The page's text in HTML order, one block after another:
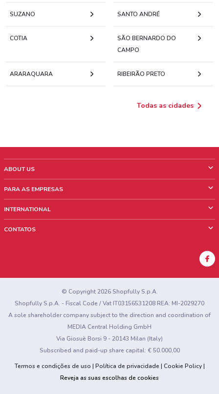
SUZANO SANTO ANDRÉ
COTIA
SÃO BERNARDO DO
CAMPO
ARARAQUARA RIBEIRÃO PRETO
Todas as cidades
ABOUT US
Quem Somos
Trabalhe conosco
PARA AS EMPRESAS
Informações comerciais
INTERNATIONAL
CONTATOS
Encontrou algum problema no site ou no aplicativo?
© Copyright 2026 Shopfully S.p.A.
Shopfully S.p.A. - Fiscal Code / Vat IT03156531208 REA: MI-2029270
A sole shareholder company subject to the direction and coordination of
MEDIA Central Holding GmbH
Via Giosuè Borsi 9 - 20143 Milan (Italy)
Subscribed and paid-up share capital: € 50.000,00
Termos e condições de uso
Política de privacidade
Cookie Policy
Reveja as suas escolhas de cookies